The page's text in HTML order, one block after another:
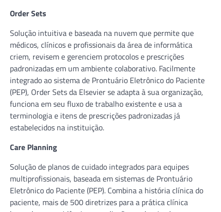
Order Sets
Solução intuitiva e baseada na nuvem que permite que
médicos, clínicos e profissionais da área de informática
criem, revisem e gerenciem protocolos e prescrições
padronizadas em um ambiente colaborativo. Facilmente
integrado ao sistema de Prontuário Eletrônico do Paciente
(PEP), Order Sets da Elsevier se adapta à sua organização,
funciona em seu fluxo de trabalho existente e usa a
terminologia e itens de prescrições padronizadas já
estabelecidos na instituição.
Care Planning
Solução de planos de cuidado integrados para equipes
multiprofissionais, baseada em sistemas de Prontuário
Eletrônico do Paciente (PEP). Combina a história clínica do
paciente, mais de 500 diretrizes para a prática clínica